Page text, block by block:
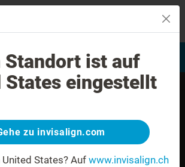
Lächelns Invisalign Anwender finden
Standort ist auf
States eingestellt
zu invisalign.com
States? Auf www.invisalign.ch